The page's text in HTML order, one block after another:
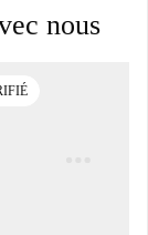
nous